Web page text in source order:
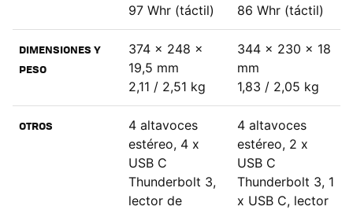
97 Whr (táctil)
86 Whr (táctil)
DIMENSIONES Y
PESO
374 x 248 x
19,5 mm
2,11 / 2,51 kg
344 x 230 x 18
mm
1,83 / 2,05 kg
OTROS
4 altavoces
estéreo, 4 x
USB C
Thunderbolt 3,
lector de
4 altavoces
estéreo, 2 x
USB C
Thunderbolt 3, 1
x USB C, lector